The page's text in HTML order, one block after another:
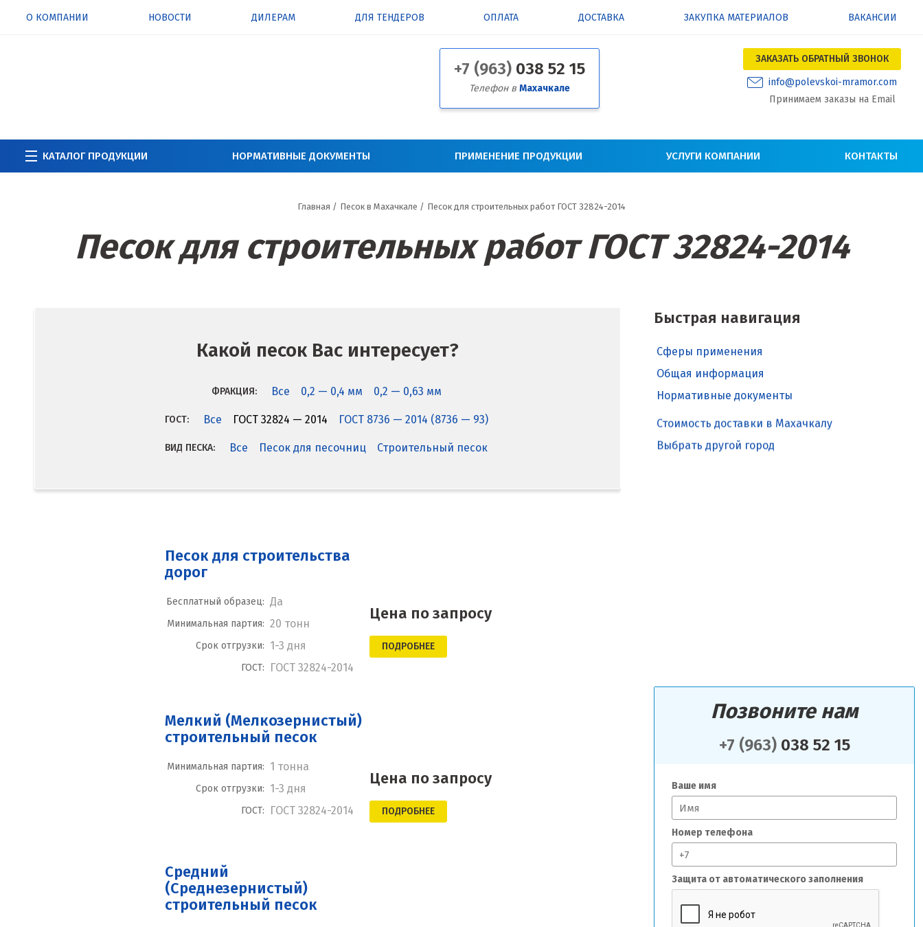
О КОМПАНИИ НОВОСТИ ДИЛЕРАМ ДЛЯ ТЕНДЕРОВ ОПЛАТА ДОСТАВКА ЗАКУПКА МАТЕРИАЛОВ ВАКАНСИИ
+7 (963) 038 52 15
Телефон в Махачкале
ЗАКАЗАТЬ ОБРАТНЫЙ ЗВОНОК
info@polevskoi-mramor.com
Принимаем заказы на Email
КАТАЛОГ ПРОДУКЦИИ НОРМАТИВНЫЕ ДОКУМЕНТЫ ПРИМЕНЕНИЕ ПРОДУКЦИИ УСЛУГИ КОМПАНИИ КОНТАКТЫ
Главная / Песок в Махачкале / Песок для строительных работ ГОСТ 32824-2014
Песок для строительных работ ГОСТ 32824-2014
Быстрая навигация
Сферы применения
Общая информация
Нормативные документы
Стоимость доставки в Махачкалу
Выбрать другой город
Позвоните нам
+7 (963)038 52 15
Ваше имя
Номер телефона
Защита от автоматического заполнения
Какой песок Вас интересует?
ФРАКЦИЯ: Все 0,2 — 0,4 мм 0,2 — 0,63 мм
ГОСТ: Все ГОСТ 32824 — 2014 ГОСТ 8736 — 2014 (8736 — 93)
ВИД ПЕСКА: Все Песок для песочниц Строительный песок
Песок для строительства
дорог
Бесплатный образец: Да
Минимальная партия: 20 тонн
Срок отгрузки: 1-3 дня
ГОСТ: ГОСТ 32824-2014
Цена по запросу
ПОДРОБНЕЕ
Мелкий (Мелкозернистый)
строительный песок
Минимальная партия: 1 тонна
Срок отгрузки: 1-3 дня
ГОСТ: ГОСТ 32824-2014
Цена по запросу
ПОДРОБНЕЕ
Средний
(Среднезернистый)
строительный песок